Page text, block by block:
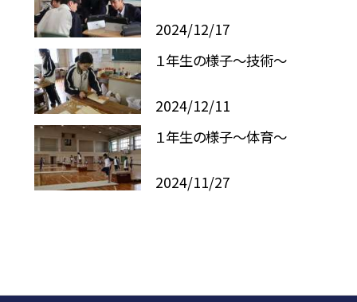
2024/12/17
１年生の様子〜技術〜
2024/12/11
１年生の様子〜体育〜
2024/11/27